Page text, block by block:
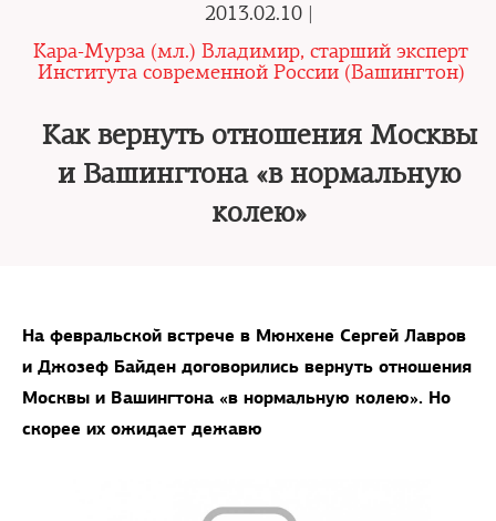
2013.02.10 |
Кара-Мурза (мл.) Владимир, старший эксперт
Института современной России (Вашингтон)
Как вернуть отношения Москвы
и Вашингтона «в нормальную
колею»
На февральской встрече в Мюнхене Сергей Лавров
и Джозеф Байден договорились вернуть отношения
Москвы и Вашингтона «в нормальную колею». Но
скорее их ожидает дежавю